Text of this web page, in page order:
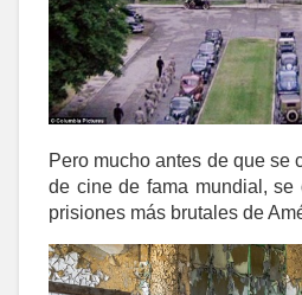
Pero mucho antes de que se
de cine de fama mundial,
prisiones más brutales de